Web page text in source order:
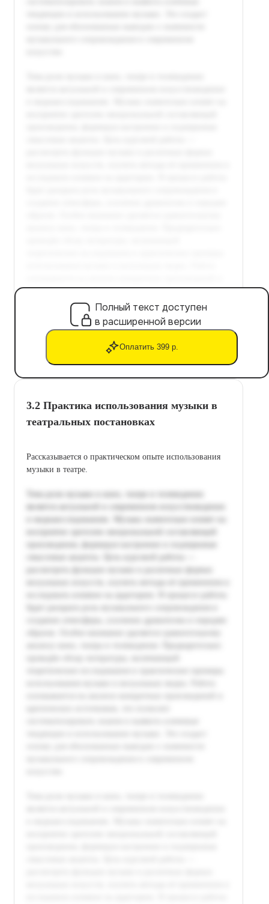
Полный текст доступен
в расширенной версии
Оплатить 399 р.
3.2 Практика использования музыки в
театральных постановках
Рассказывается о практическом опыте использования
музыки в театре.